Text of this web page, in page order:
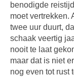
benodigde
moet vertrekken.
twee uur duurt,
schaak veertig
nooit te laat
maar dat is niet
nog even tot rust